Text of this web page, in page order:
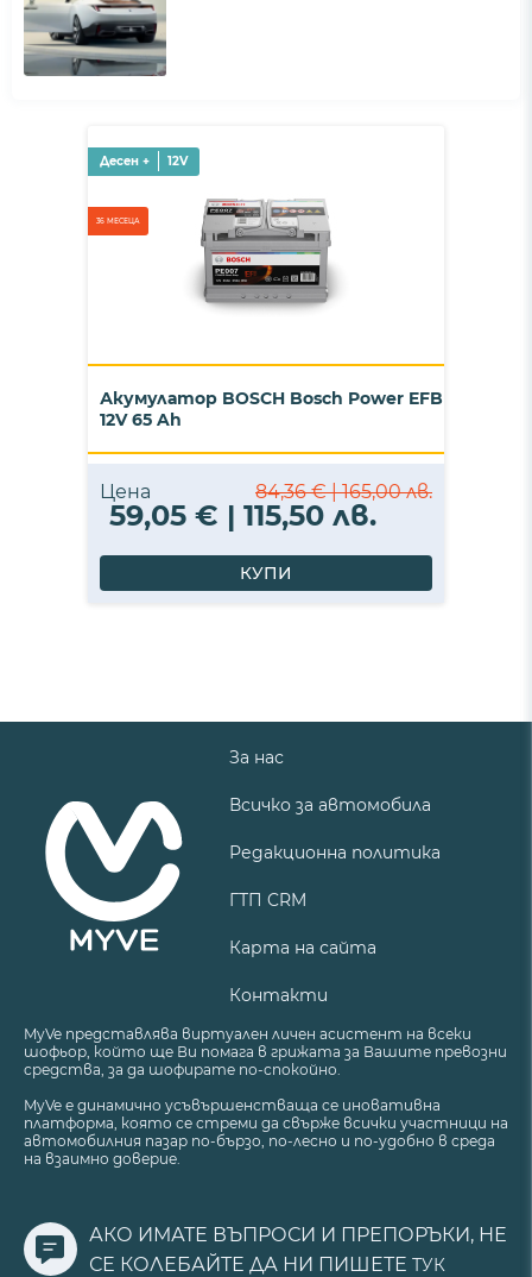
Десен + 12V
36 МЕСЕЦА
Акумулатор BOSCH Bosch Power EFB
12V 65 Ah
Цена 84,36 € | 165,00 лв.
59,05 € | 115,50 лв.
КУПИ
За нас
Всичко за автомобила
Редакционна политика
ГТП CRM
Карта на сайта
Контакти
MyVe представлява виртуален личен асистент на всеки
шофьор, който ще Ви помага в грижата за Вашите превозни
средства, за да шофирате по-спокойно.
MyVe е динамично усъвършенстваща се иновативна
платформа, която се стреми да свърже всички участници на
автомобилния пазар по-бързо, по-лесно и по-удобно в среда
на взаимно доверие.
АКО ИМАТЕ ВЪПРОСИ И ПРЕПОРЪКИ, НЕ
СЕ КОЛЕБАЙТЕ ДА НИ ПИШЕТЕ ТУК